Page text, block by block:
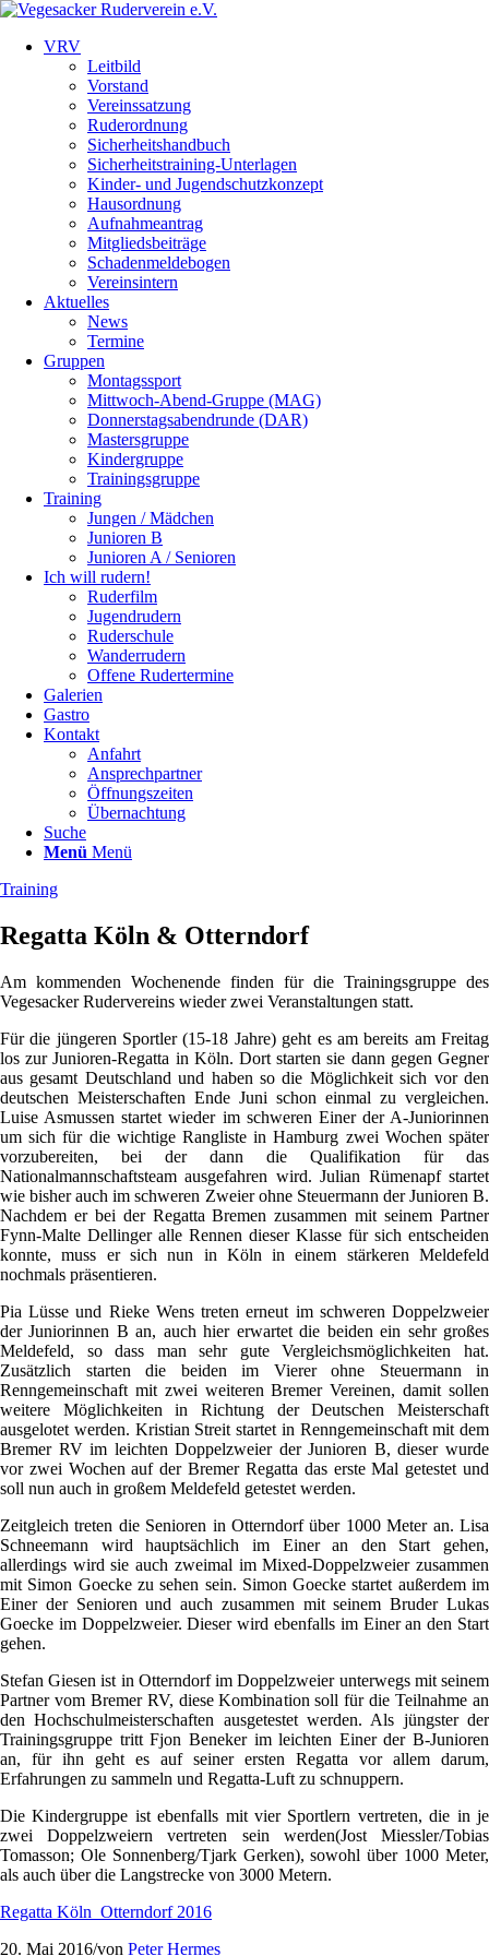
VRV
Leitbild
Vorstand
Vereinssatzung
Ruderordnung
Sicherheitshandbuch
Sicherheitstraining-Unterlagen
Kinder- und Jugendschutzkonzept
Hausordnung
Aufnahmeantrag
Mitgliedsbeiträge
Schadenmeldebogen
Vereinsintern
Aktuelles
News
Termine
Gruppen
Montagssport
Mittwoch-Abend-Gruppe (MAG)
Donnerstagsabendrunde (DAR)
Mastersgruppe
Kindergruppe
Trainingsgruppe
Training
Jungen / Mädchen
Junioren B
Junioren A / Senioren
Ich will rudern!
Ruderfilm
Jugendrudern
Ruderschule
Wanderrudern
Offene Rudertermine
Galerien
Gastro
Kontakt
Anfahrt
Ansprechpartner
Öffnungszeiten
Übernachtung
Suche
Menü Menü
Training
Regatta Köln & Otterndorf
Am kommenden Wochenende finden für die Trainingsgruppe des
Vegesacker Rudervereins wieder zwei Veranstaltungen statt.
Für die jüngeren Sportler (15-18 Jahre) geht es am bereits am Freitag
los zur Junioren-Regatta in Köln. Dort starten sie dann gegen Gegner
aus gesamt Deutschland und haben so die Möglichkeit sich vor den
deutschen Meisterschaften Ende Juni schon einmal zu vergleichen.
Luise Asmussen startet wieder im schweren Einer der A-Juniorinnen
um sich für die wichtige Rangliste in Hamburg zwei Wochen später
vorzubereiten, bei der dann die Qualifikation für das
Nationalmannschaftsteam ausgefahren wird. Julian Rümenapf startet
wie bisher auch im schweren Zweier ohne Steuermann der Junioren B.
Nachdem er bei der Regatta Bremen zusammen mit seinem Partner
Fynn-Malte Dellinger alle Rennen dieser Klasse für sich entscheiden
konnte, muss er sich nun in Köln in einem stärkeren Meldefeld
nochmals präsentieren.
Pia Lüsse und Rieke Wens treten erneut im schweren Doppelzweier
der Juniorinnen B an, auch hier erwartet die beiden ein sehr großes
Meldefeld, so dass man sehr gute Vergleichsmöglichkeiten hat.
Zusätzlich starten die beiden im Vierer ohne Steuermann in
Renngemeinschaft mit zwei weiteren Bremer Vereinen, damit sollen
weitere Möglichkeiten in Richtung der Deutschen Meisterschaft
ausgelotet werden. Kristian Streit startet in Renngemeinschaft mit dem
Bremer RV im leichten Doppelzweier der Junioren B, dieser wurde
vor zwei Wochen auf der Bremer Regatta das erste Mal getestet und
soll nun auch in großem Meldefeld getestet werden.
Zeitgleich treten die Senioren in Otterndorf über 1000 Meter an. Lisa
Schneemann wird hauptsächlich im Einer an den Start gehen,
allerdings wird sie auch zweimal im Mixed-Doppelzweier zusammen
mit Simon Goecke zu sehen sein. Simon Goecke startet außerdem im
Einer der Senioren und auch zusammen mit seinem Bruder Lukas
Goecke im Doppelzweier. Dieser wird ebenfalls im Einer an den Start
gehen.
Stefan Giesen ist in Otterndorf im Doppelzweier unterwegs mit seinem
Partner vom Bremer RV, diese Kombination soll für die Teilnahme an
den Hochschulmeisterschaften ausgetestet werden. Als jüngster der
Trainingsgruppe tritt Fjon Beneker im leichten Einer der B-Junioren
an, für ihn geht es auf seiner ersten Regatta vor allem darum,
Erfahrungen zu sammeln und Regatta-Luft zu schnuppern.
Die Kindergruppe ist ebenfalls mit vier Sportlern vertreten, die in je
zwei Doppelzweiern vertreten sein werden(Jost Miessler/Tobias
Tomasson; Ole Sonnenberg/Tjark Gerken), sowohl über 1000 Meter,
als auch über die Langstrecke von 3000 Metern.
Regatta Köln_Otterndorf 2016
20. Mai 2016/von Peter Hermes